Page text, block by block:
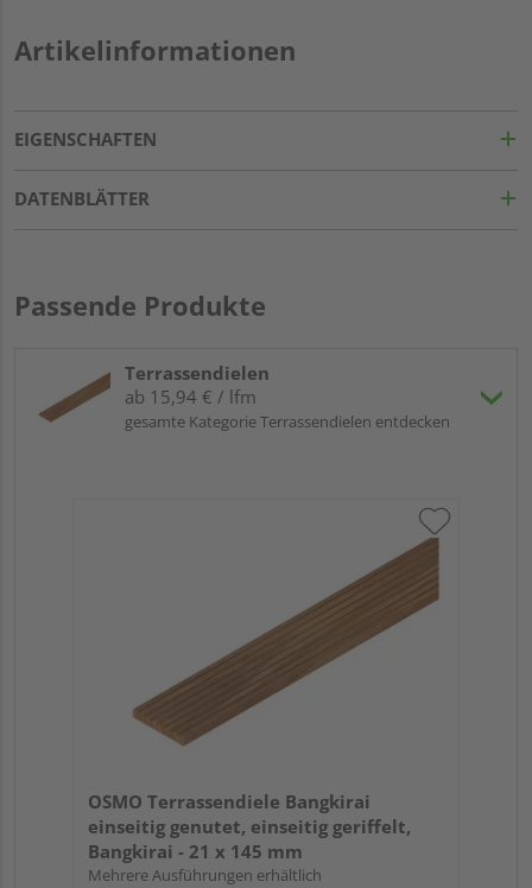
Artikelinformationen
EIGENSCHAFTEN
DATENBLÄTTER
Passende Produkte
Terrassendielen
ab 15,94 € / lfm
gesamte Kategorie Terrassendielen entdecken
OSMO Terrassendiele Bangkirai
einseitig genutet, einseitig geriffelt,
Bangkirai - 21 x 145 mm
Mehrere Ausführungen erhältlich